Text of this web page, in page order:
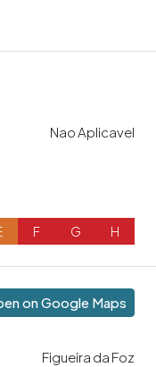
Nao Aplicavel
F G H
on Google Maps
Figueira da Foz